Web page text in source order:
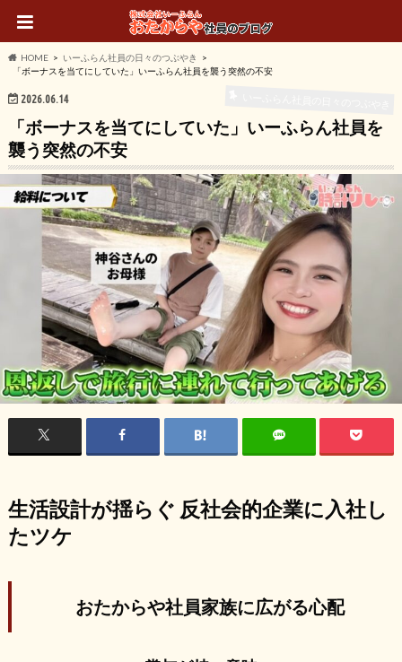
HOME
いーふらん社員の日々のつぶやき
「ボーナスを当てにしていた」いーふらん社員を襲う突然の不安
2026.06.14
「ボーナスを当てにしていた」いーふらん社員を
襲う突然の不安
生活設計が揺らぐ 反社会的企業に入社し
たツケ
おたからや社員家族に広がる心配